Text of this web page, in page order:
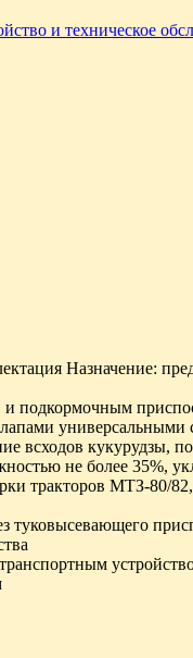
и техническое
Назначение:
подкормочным
всходов кукурудзы,
не более
тракторов МТЗ-